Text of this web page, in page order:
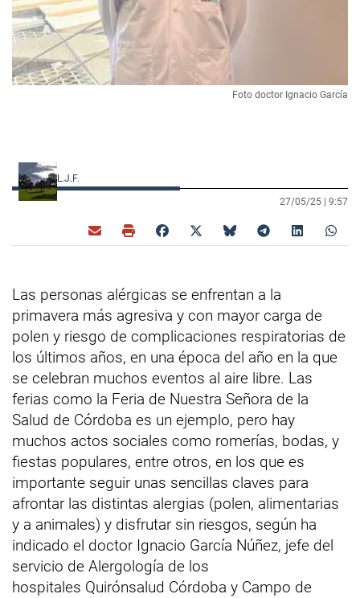
Foto doctor Ignacio García
L.J.F.
27/05/25 | 9:57
Las personas alérgicas se enfrentan a la
primavera más agresiva y con mayor carga de
polen y riesgo de complicaciones respiratorias de
los últimos años, en una época del año en la que
se celebran muchos eventos al aire libre. Las
ferias como la Feria de Nuestra Señora de la
Salud de Córdoba es un ejemplo, pero hay
muchos actos sociales como romerías, bodas, y
fiestas populares, entre otros, en los que es
importante seguir unas sencillas claves para
afrontar las distintas alergias (polen, alimentarias
y a animales) y disfrutar sin riesgos, según ha
indicado el doctor Ignacio García Núñez, jefe del
servicio de Alergología de los
hospitales Quirónsalud Córdoba y Campo de